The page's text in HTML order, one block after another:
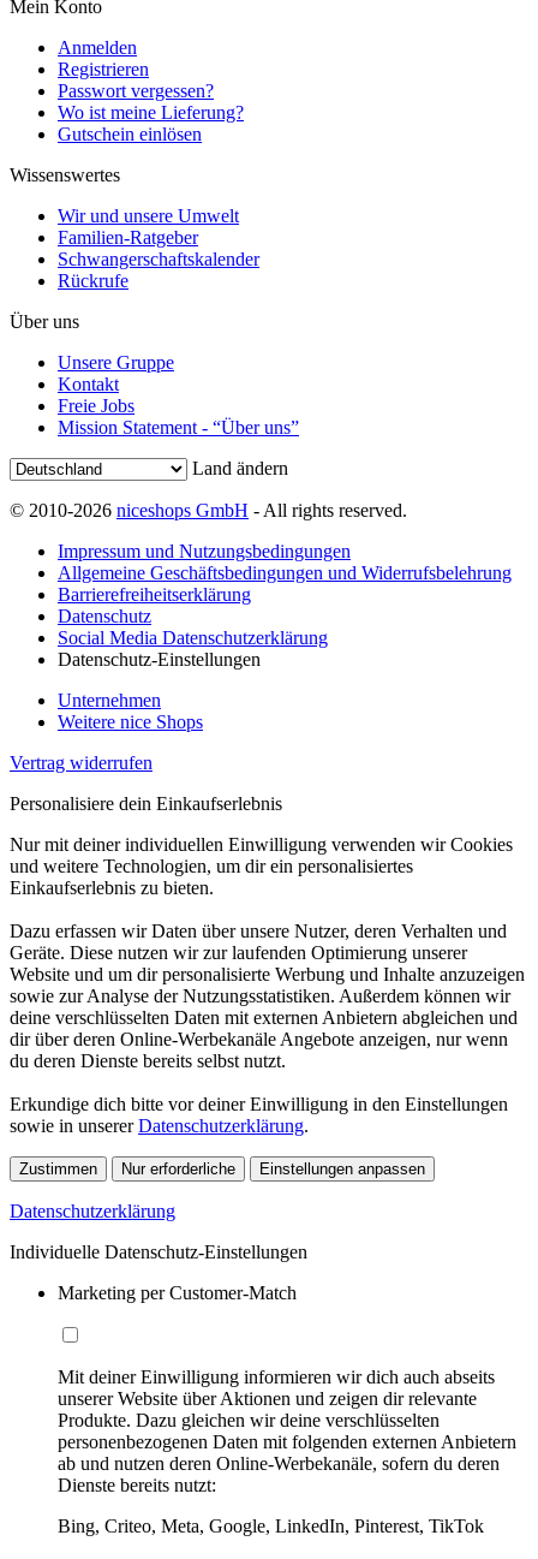
Mein Konto
Anmelden
Registrieren
Passwort vergessen?
Wo ist meine Lieferung?
Gutschein einlösen
Wissenswertes
Wir und unsere Umwelt
Familien-Ratgeber
Schwangerschaftskalender
Rückrufe
Über uns
Unsere Gruppe
Kontakt
Freie Jobs
Mission Statement - “Über uns”
Land ändern
© 2010-2026 niceshops GmbH - All rights reserved.
Impressum und Nutzungsbedingungen
Allgemeine Geschäftsbedingungen und Widerrufsbelehrung
Barrierefreiheitserklärung
Datenschutz
Social Media Datenschutzerklärung
Datenschutz-Einstellungen
Unternehmen
Weitere nice Shops
Vertrag widerrufen
Personalisiere dein Einkaufserlebnis
Nur mit deiner individuellen Einwilligung verwenden wir Cookies
und weitere Technologien, um dir ein personalisiertes
Einkaufserlebnis zu bieten.
Dazu erfassen wir Daten über unsere Nutzer, deren Verhalten und
Geräte. Diese nutzen wir zur laufenden Optimierung unserer
Website und um dir personalisierte Werbung und Inhalte anzuzeigen
sowie zur Analyse der Nutzungsstatistiken. Außerdem können wir
deine verschlüsselten Daten mit externen Anbietern abgleichen und
dir über deren Online-Werbekanäle Angebote anzeigen, nur wenn
du deren Dienste bereits selbst nutzt.
Erkundige dich bitte vor deiner Einwilligung in den Einstellungen
sowie in unsererDatenschutzerklärung.
Zustimmen Nur erforderliche Einstellungen anpassen
Datenschutzerklärung
Individuelle Datenschutz-Einstellungen
Marketing per Customer-Match
Mit deiner Einwilligung informieren wir dich auch abseits
unserer Website über Aktionen und zeigen dir relevante
Produkte. Dazu gleichen wir deine verschlüsselten
personenbezogenen Daten mit folgenden externen Anbietern
ab und nutzen deren Online-Werbekanäle, sofern du deren
Dienste bereits nutzt:
Bing, Criteo, Meta, Google, LinkedIn, Pinterest, TikTok